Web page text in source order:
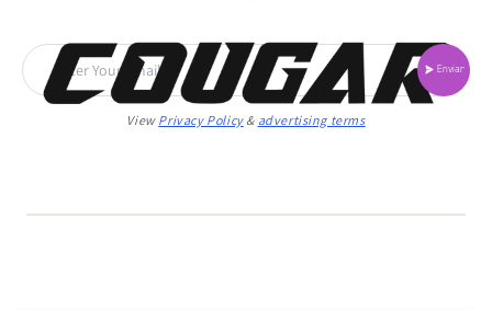
Enviar
View Privacy Policy& advertising terms